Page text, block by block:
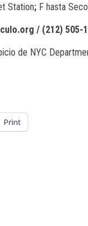
Station; F hasta
/ (212) 505-
de NYC
Print